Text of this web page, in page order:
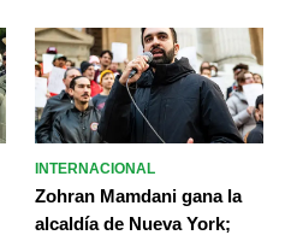
INTERNACIONAL
Zohran Mamdani gana la
alcaldía de Nueva York;